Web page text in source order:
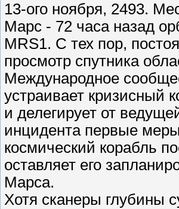
13-ого ноября, 2493.
Марс - 72 часа назад
MRS1. С тех пор,
просмотр спутника
Международное
устраивает кризисный
и делегирует от
инцидента первые
космический корабль
оставляет его
Марса.
Хотя сканеры глубины